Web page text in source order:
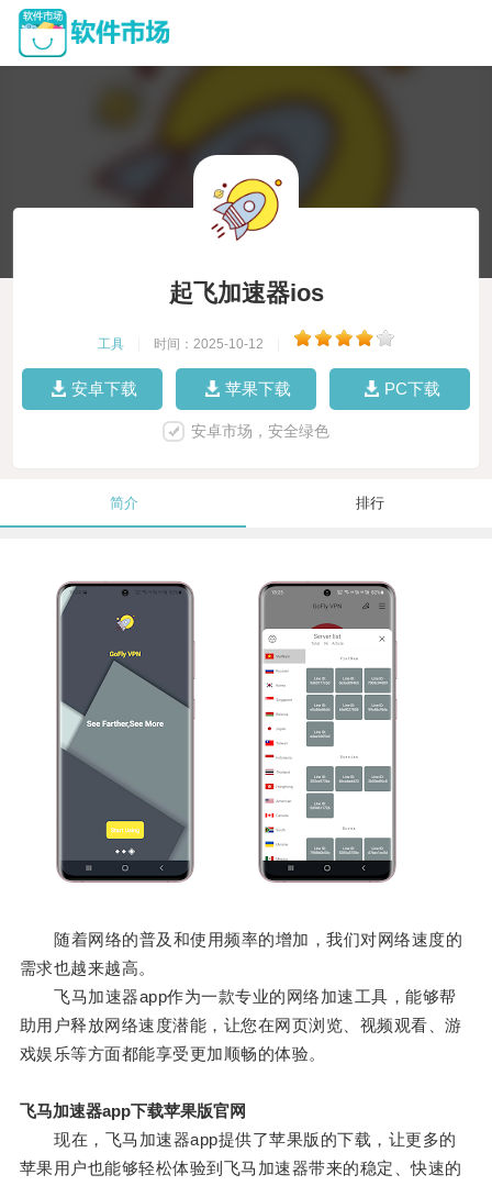
起飞加速器ios
工具 时间：2025-10-12
安卓下载 苹果下载 PC下载
安卓市场，安全绿色
简介 排行
随着网络的普及和使用频率的增加，我们对网络速度的
需求也越来越高。
飞马加速器app作为一款专业的网络加速工具，能够帮
助用户释放网络速度潜能，让您在网页浏览、视频观看、游
戏娱乐等方面都能享受更加顺畅的体验。
飞马加速器app下载苹果版官网
现在，飞马加速器app提供了苹果版的下载，让更多的
苹果用户也能够轻松体验到飞马加速器带来的稳定、快速的